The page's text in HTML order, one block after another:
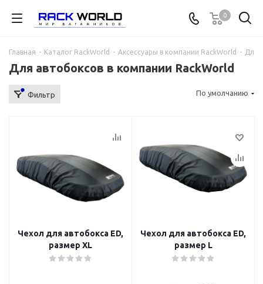
0
Главная - Каталог RackWorld - Аксессуары в компании RackWorld - Для
Для автобоксов в компании RackWorld
Фильтр По умолчанию
Чехол для автобокса ED,
размер XL
Чехол для автобокса ED,
размер L